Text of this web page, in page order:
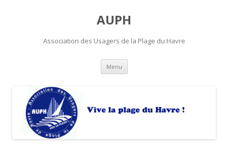
AUPH
Association des Usagers de la Plage du Havre
Menu Aller
contenu